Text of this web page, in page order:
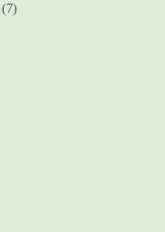
(7)